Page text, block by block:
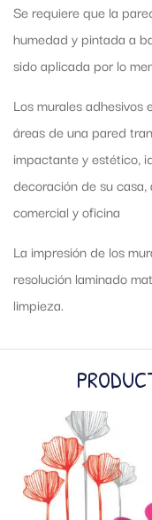
Se requiere que la
humedad y pintada a
sido aplicada por lo
Los murales
áreas de una pared
impactante y estético,
decoración de su
comercial y oficina
La impresión de los
resolución laminado
limpieza.